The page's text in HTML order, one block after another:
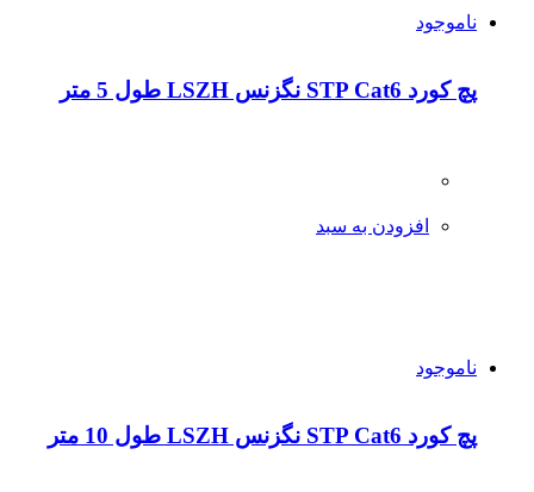
ناموجود
پچ کورد STP Cat6 نگزنس LSZH طول 5 متر
افزودن به سبد
ناموجود
پچ کورد STP Cat6 نگزنس LSZH طول 10 متر